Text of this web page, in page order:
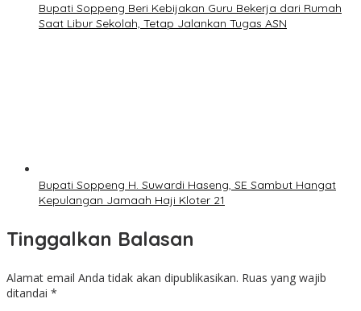
Bupati Soppeng Beri Kebijakan Guru Bekerja dari Rumah
Saat Libur Sekolah, Tetap Jalankan Tugas ASN
Bupati Soppeng H. Suwardi Haseng, SE Sambut Hangat
Kepulangan Jamaah Haji Kloter 21
Tinggalkan Balasan
Alamat email Anda tidak akan dipublikasikan. Ruas yang wajib
ditandai *